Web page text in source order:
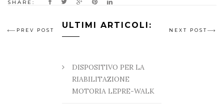
SHARE:
Software
Software
per
segnali
Software
per
di
segnali
Software
di
segnali
Software
di
segnali
Navigazione
articoli
PREV POST NEXT POST
ULTIMI ARTICOLI:
DISPOSITIVO PER LA
RIABILITAZIONE
MOTORIA LEPRE-WALK